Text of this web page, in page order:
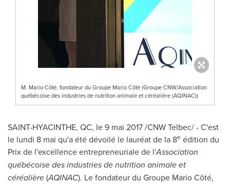
M. Mario Côté, fondateur du Groupe Mario Côté (Groupe CNW/Association
québécoise des industries de nutrition animale et céréalière (AQINAC))
SAINT-HYACINTHE, QC, le 9 mai 2017 /CNW Telbec/ - C'est
le lundi 8 mai qu'a été dévoilé le lauréat de la 8e édition du
Prix de l'excellence entrepreneuriale de l'Association
québécoise des industries de nutrition animale et
céréalière(AQINAC). Le fondateur du Groupe Mario Côté,